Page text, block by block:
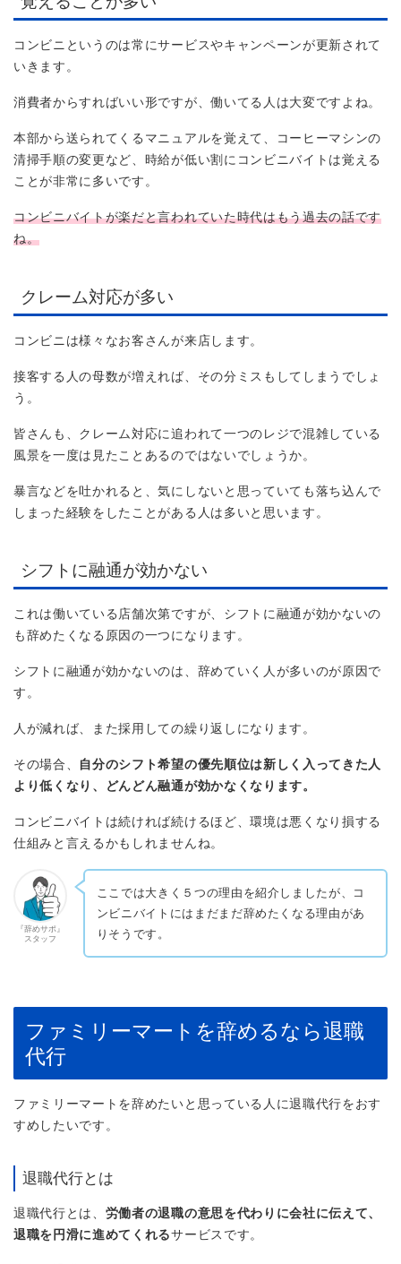
コンビニというのは常にサービスやキャンペーンが更新されて
いきます。
消費者からすればいい形ですが、働いてる人は大変ですよね。
本部から送られてくるマニュアルを覚えて、コーヒーマシンの
清掃手順の変更など、時給が低い割にコンビニバイトは覚える
ことが非常に多いです。
コンビニバイトが楽だと言われていた時代はもう過去の話です
ね。
クレーム対応が多い
コンビニは様々なお客さんが来店します。
接客する人の母数が増えれば、その分ミスもしてしまうでしょ
う。
皆さんも、クレーム対応に追われて一つのレジで混雑している
風景を一度は見たことあるのではないでしょうか。
暴言などを吐かれると、気にしないと思っていても落ち込んで
しまった経験をしたことがある人は多いと思います。
シフトに融通が効かない
これは働いている店舗次第ですが、シフトに融通が効かないの
も辞めたくなる原因の一つになります。
シフトに融通が効かないのは、辞めていく人が多いのが原因で
す。
人が減れば、また採用しての繰り返しになります。
その場合、
自分のシフト希望の優先順位は新しく入ってきた人
より低くなり、どんどん融通が効かなくなります。
コンビニバイトは続ければ続けるほど、環境は悪くなり損する
仕組みと言えるかもしれませんね。
『辞めサポ』
スタッフ
ここでは大きく５つの理由を紹介しましたが、コ
ンビニバイトにはまだまだ辞めたくなる理由があ
りそうです。
ファミリーマートを辞めるなら退職
代行
ファミリーマートを辞めたいと思っている人に退職代行をおす
すめしたいです。
退職代行とは
退職代行とは、 労働者の退職の意思を代わりに会社に伝えて、
退職を円滑に進めてくれるサービスです。